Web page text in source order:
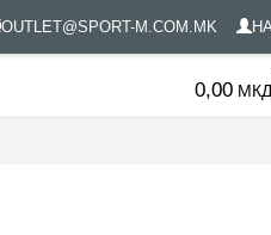
OUTLET@SPORT-M.COM.MK
0 МКД